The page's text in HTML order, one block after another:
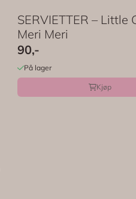
SERVIETTER – Little
Meri Meri
90,-
På lager
Kjøp